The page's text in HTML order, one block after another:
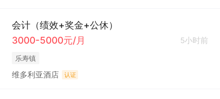
会计（绩效+奖金+公休）
3000-5000元/月
5小时前
乐寿镇
维多利亚酒店 认证